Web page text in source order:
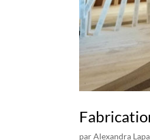
parAlexandra